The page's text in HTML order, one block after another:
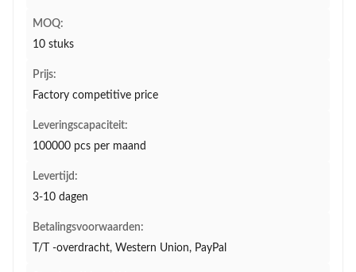
MOQ:
10 stuks
Prijs:
Factory competitive price
Leveringscapaciteit:
100000 pcs per maand
Levertijd:
3-10 dagen
Betalingsvoorwaarden:
T/T -overdracht, Western Union, PayPal